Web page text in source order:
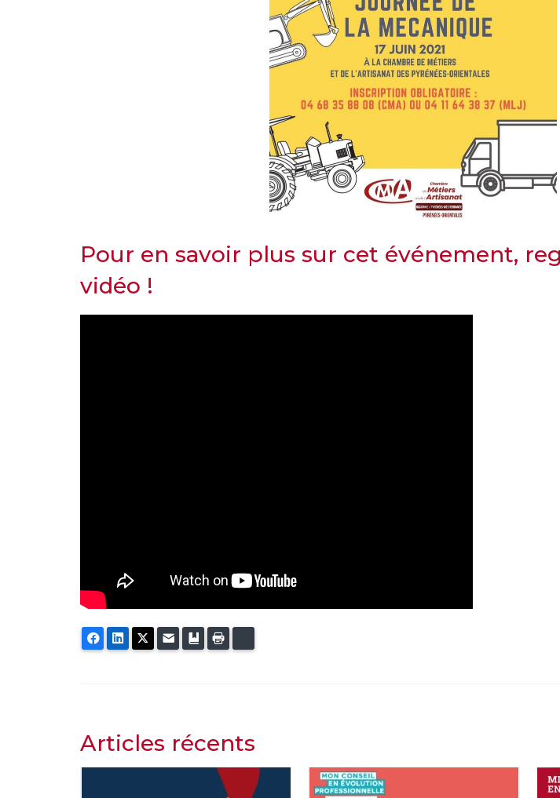
Pour en savoir plus sur cet événement,
vidéo !
FacebookLinkedInTwitter
E-mail Ajouter aux favoris
Articles récents